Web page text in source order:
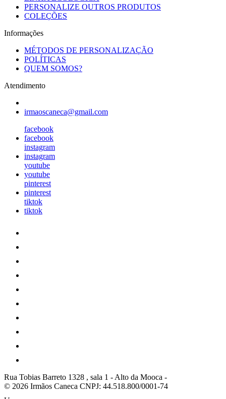
PERSONALIZE OUTROS PRODUTOS
COLEÇÕES
Informações
MÉTODOS DE PERSONALIZAÇÃO
POLÍTICAS
QUEM SOMOS?
Atendimento
irmaoscaneca@gmail.com
facebook
facebook
instagram
instagram
youtube
youtube
pinterest
pinterest
tiktok
tiktok
Rua Tobias Barreto 1328 , sala 1 - Alto da Mooca -
© 2026 Irmãos Caneca CNPJ: 44.518.800/0001-74